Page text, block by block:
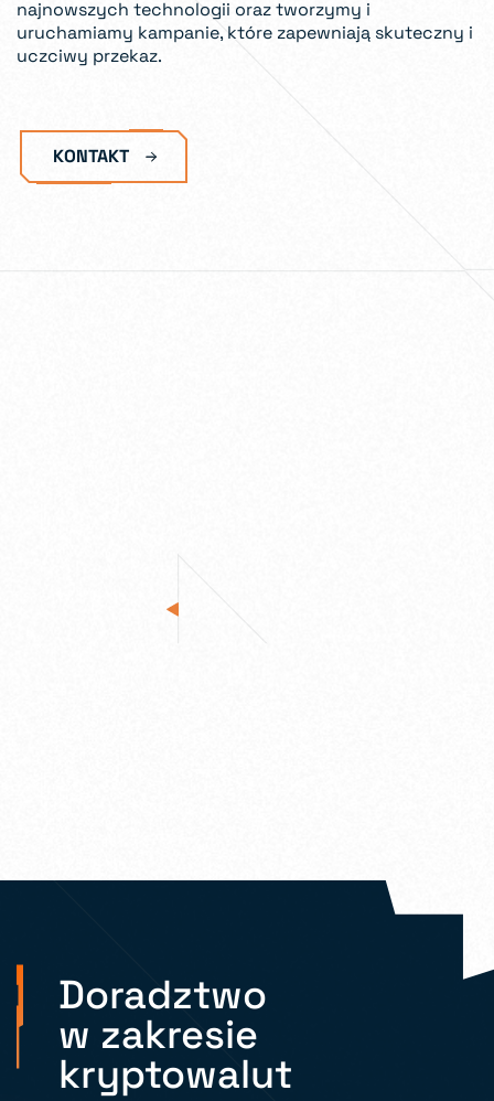
najnowszych technologii oraz tworzymy i
uruchamiamy kampanie, które zapewniają skuteczny i
uczciwy przekaz.
KONTAKT
Doradztwo
w zakresie
kryptowalut